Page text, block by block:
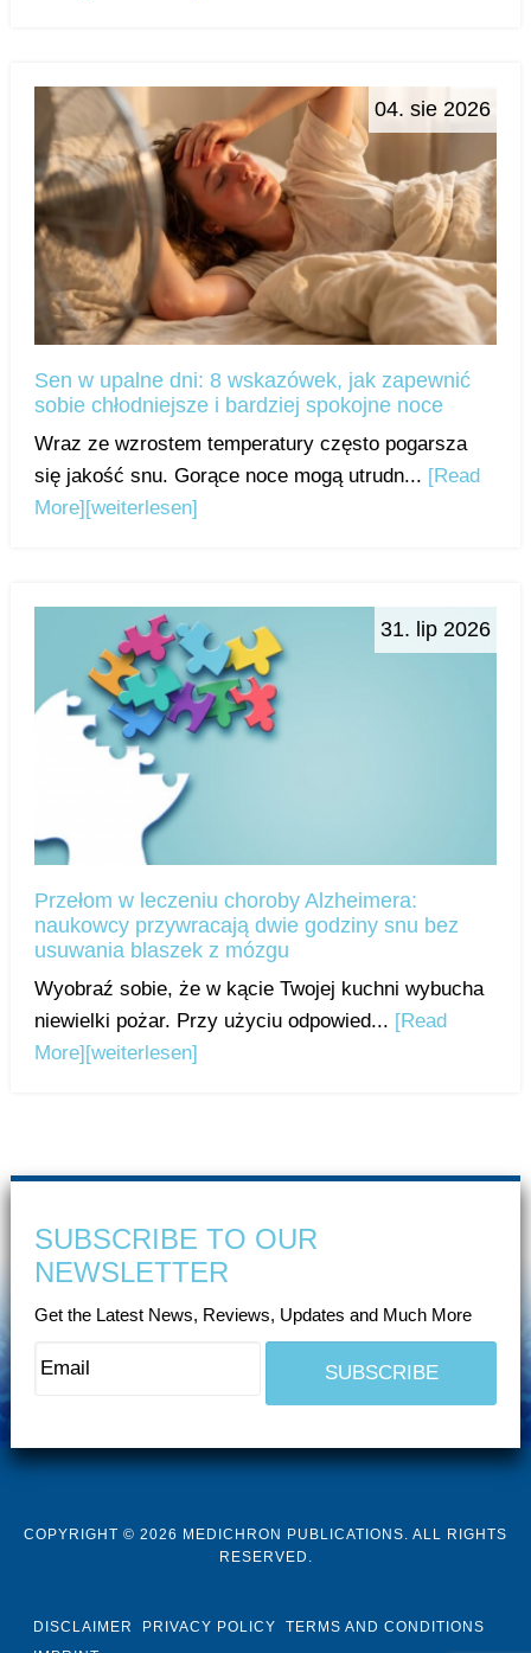
04. sie 2026
Sen w upalne dni: 8 wskazówek, jak zapewnić
sobie chłodniejsze i bardziej spokojne noce
Wraz ze wzrostem temperatury często pogarsza
się jakość snu. Gorące noce mogą utrudn... [Read
More] [weiterlesen]
31. lip 2026
Przełom w leczeniu choroby Alzheimera:
naukowcy przywracają dwie godziny snu bez
usuwania blaszek z mózgu
Wyobraź sobie, że w kącie Twojej kuchni wybucha
niewielki pożar. Przy użyciu odpowied... [Read
More] [weiterlesen]
SUBSCRIBE TO OUR
NEWSLETTER
Get the Latest News, Reviews, Updates and Much More
COPYRIGHT © 2026 MEDICHRON PUBLICATIONS. ALL RIGHTS
RESERVED.
DISCLAIMER PRIVACY POLICY
TERMS AND CONDITIONS